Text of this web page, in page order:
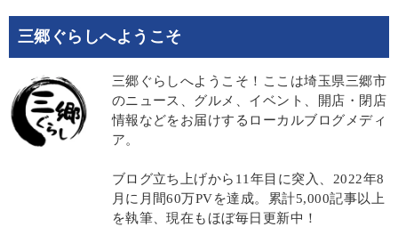
三郷ぐらしへようこそ
三郷ぐらしへようこそ！ここは埼玉県三郷市
のニュース、グルメ、イベント、開店・閉店
情報などをお届けするローカルブログメディ
ア。
ブログ立ち上げから11年目に突入、2022年8
月に月間60万PVを達成。累計5,000記事以上
を執筆、現在もほぼ毎日更新中！